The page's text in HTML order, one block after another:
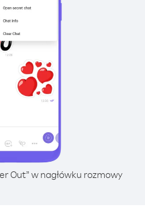
Out” w nagłówku rozmowy